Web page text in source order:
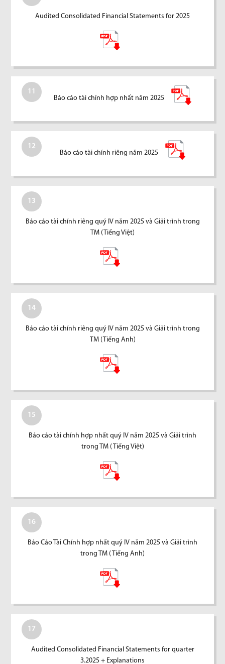
Audited Consolidated Financial Statements for 2025
11
Báo cáo tài chính hợp nhất năm 2025
12
Báo cáo tài chính riêng năm 2025
13
Báo cáo tài chính riêng quý IV năm 2025 và Giải trình trong
TM (Tiếng Việt)
14
Báo cáo tài chính riêng quý IV năm 2025 và Giải trình trong
TM (Tiếng Anh)
15
Báo cáo tài chính hợp nhất quý IV năm 2025 và Giải trình
trong TM ( Tiếng Việt)
16
Báo Cáo Tài Chính hợp nhất quý IV năm 2025 và Giải trình
trong TM ( Tiếng Anh)
17
Audited Consolidated Financial Statements for quarter
3.2025 + Explanations